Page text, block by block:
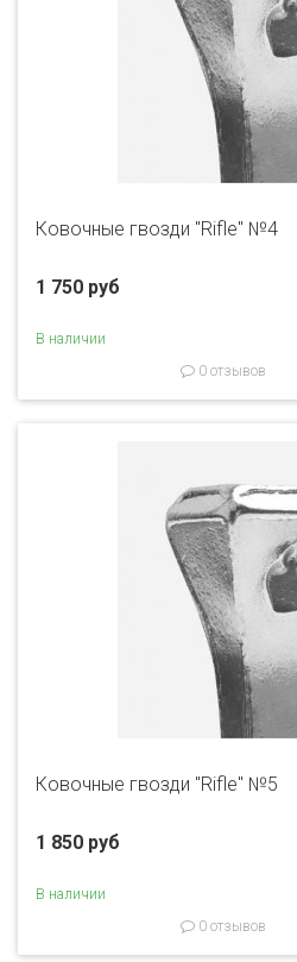
Ковочные гвозди "Rifle" №4
1 750 руб
В наличии
0 отзывов
Ковочные гвозди "Rifle" №5
1 850 руб
В наличии
0 отзывов